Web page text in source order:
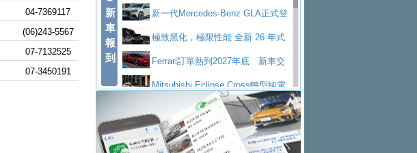
04-7369117
(06)243-5567
07-7132525
07-3450191
ptain Seat
EV
技的座駕! Ford Territory中型油電休旅
SO Super Great今日在台登場，結合先進安
ntis四品牌經銷權，全新多品牌旗艦展示中
心開幕啟用
屏東特搜大隊再添新利器 SITRAK
救助器材車買氣不衰、SUZUKI經銷商勇於開啟
全新大店，新北都鈴木占地500坪土城旗艦
2025第七屆ISUZU運轉職人挑戰賽
新
車
報
到
per Tourer的顛峰之作
新一代Mercedes-Benz GLA正式登
場 續航最高657公里、支援320kW快充
極致黑化，極限性能 全新 26 年式
DEFENDER OCTA BLACK 限量登台
Ferrari訂單熱到2027年底 新車交
付至少得等一年以上
Mitsubishi Eclipse Cross轉型純電
休旅 87kWh電池續航超過600公里
全新BMW 318i Touring豪華旅行車
全台限量200台 進化現型
不等零關稅的紅利，Jeep品牌今日